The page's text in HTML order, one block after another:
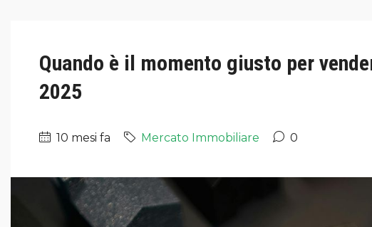
Quando è il momento giusto per
2025
10 mesi fa Mercato Immobiliare 0